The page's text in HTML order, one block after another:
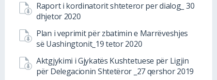
Raport i kordinatorit shteteror per dialog_ 30
dhjetor 2020
Plan i veprimit për zbatimin e Marrëveshjes
së Uashingtonit_19 tetor 2020
Aktgjykimi i Gjykatës Kushtetuese për Ligjin
për Delegacionin Shtetëror _27 qershor 2019